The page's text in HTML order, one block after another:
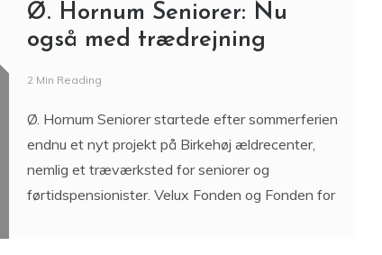
Ø. Hornum Seniorer: Nu
også med trædrejning
2 Min Reading
Ø. Hornum Seniorer startede efter sommerferien
endnu et nyt projekt på Birkehøj ældrecenter,
nemlig et træværksted for seniorer og
førtidspensionister. Velux Fonden og Fonden for